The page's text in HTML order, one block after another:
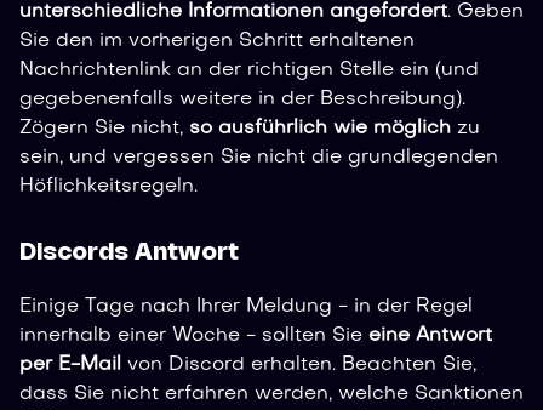
unterschiedliche Informationen angefordert. Geben
Sie den im vorherigen Schritt erhaltenen
Nachrichtenlink an der richtigen Stelle ein (und
gegebenenfalls weitere in der Beschreibung).
Zögern Sie nicht, so ausführlich wie möglich zu
sein, und vergessen Sie nicht die grundlegenden
Höflichkeitsregeln.
Discords Antwort
Einige Tage nach Ihrer Meldung - in der Regel
innerhalb einer Woche - sollten Sie eine Antwort
per E-Mail von Discord erhalten. Beachten Sie,
dass Sie nicht erfahren werden, welche Sanktionen